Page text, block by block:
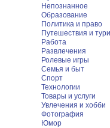
Непознанное
Образование
Политика и право
Путешествия и
Работа
Развлечения
Ролевые игры
Семья и быт
Спорт
Технологии
Товары и услуги
Увлечения и хобби
Фотография
Юмор